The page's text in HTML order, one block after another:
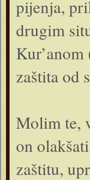
pijenja,
drugim
zaštita od
Molim te,
on
zaštitu,